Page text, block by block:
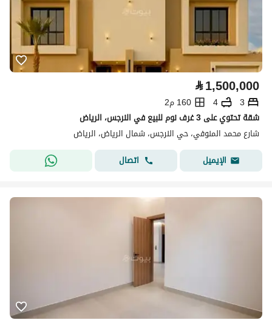
⃁1,500,000
3
4
160 م2
شقة تحتوي على 3 غرف نوم للبيع في النرجس، الرياض
شارع محمد المنوفي، حي النرجس، شمال الرياض، الرياض
الإيميل
اتصال